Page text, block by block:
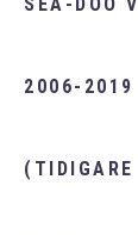
2006-2019